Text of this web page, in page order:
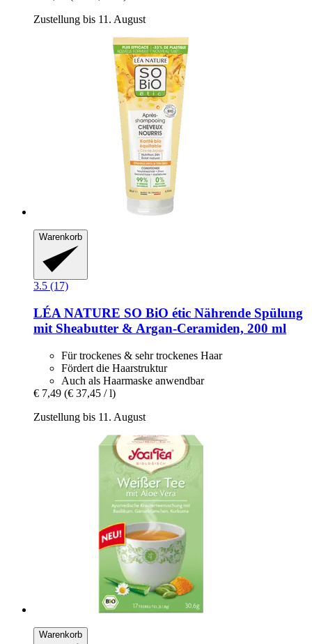
Zustellung bis 11. August
Warenkorb
3.5 (17)
LÉA NATURE SO BiO étic Nährende Spülung
mit Sheabutter & Argan-​Ceramiden, 200 ml
Für trockenes & sehr trockenes Haar
Fördert die Haarstruktur
Auch als Haarmaske anwendbar
€ 7,49 (€ 37,45 / l)
Zustellung bis 11. August
Warenkorb